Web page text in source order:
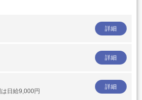
詳細
詳細
日給9,000円
詳細